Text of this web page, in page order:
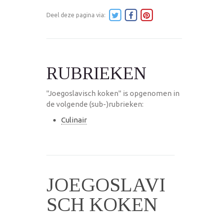
Deel deze pagina via:
RUBRIEKEN
"Joegoslavisch koken" is opgenomen in
de volgende (sub-)rubrieken:
Culinair
JOEGOSLAVI
SCH KOKEN